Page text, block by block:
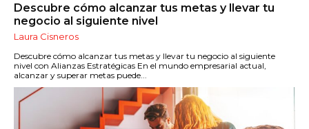
Descubre cómo alcanzar tus metas y llevar tu
negocio al siguiente nivel
Laura Cisneros
Descubre cómo alcanzar tus metas y llevar tu negocio al siguiente
nivel con Alianzas Estratégicas En el mundo empresarial actual,
alcanzar y superar metas puede...